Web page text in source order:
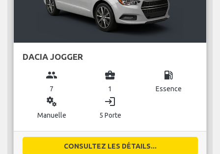
DACIA JOGGER
group
7
business_center
1
local_gas_station
Essence
miscellaneous_services
Manuelle
login
5 Porte
CONSULTEZ LES DÉTAILS...